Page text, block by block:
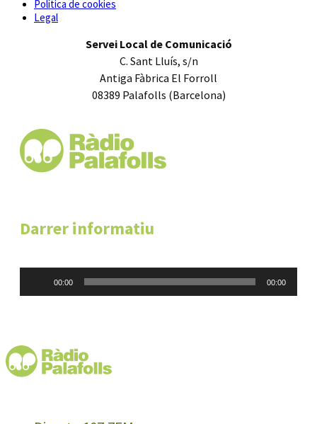
Política de cookies
Legal
Servei Local de Comunicació
C. Sant Lluís, s/n
Antiga Fàbrica El Forroll
08389 Palafolls (Barcelona)
Darrer informatiu
00:00 00:00